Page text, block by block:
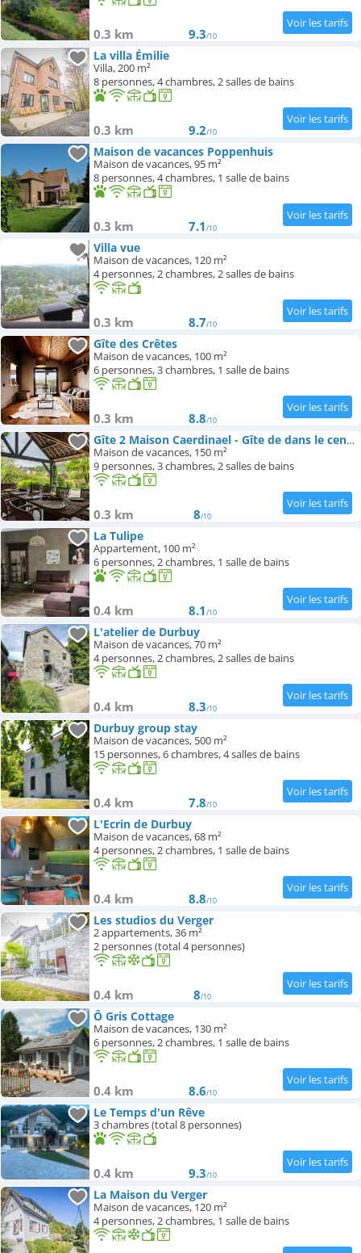
0.3 km 9.3/10
La villa Émilie
Villa, 200 m²
8 personnes, 4 chambres, 2 salles de bains
0.3 km 9.2/10
Maison de vacances Poppenhuis
Maison de vacances, 95 m²
8 personnes, 4 chambres, 1 salle de bains
0.3 km 7.1/10
Villa vue
Maison de vacances, 120 m²
4 personnes, 2 chambres, 2 salles de bains
0.3 km 8.7/10
Gîte des Crêtes
Maison de vacances, 100 m²
6 personnes, 3 chambres, 1 salle de bains
0.3 km 8.8/10
Gîte 2 Maison Caerdinael - Gîte de dans le centre de Durbuy
Maison de vacances, 150 m²
9 personnes, 3 chambres, 2 salles de bains
0.3 km 8/10
La Tulipe
Appartement, 100 m²
6 personnes, 2 chambres, 1 salle de bains
0.4 km 8.1/10
L'atelier de Durbuy
Maison de vacances, 70 m²
4 personnes, 2 chambres, 2 salles de bains
0.4 km 8.3/10
Durbuy group stay
Maison de vacances, 500 m²
15 personnes, 6 chambres, 4 salles de bains
0.4 km 7.8/10
L'Ecrin de Durbuy
Maison de vacances, 68 m²
4 personnes, 2 chambres, 1 salle de bains
0.4 km 8.8/10
Les studios du Verger
2 appartements, 36 m²
2 personnes (total 4 personnes)
0.4 km 8/10
Ô Gris Cottage
Maison de vacances, 130 m²
6 personnes, 2 chambres, 1 salle de bains
0.4 km 8.6/10
Le Temps d'un Rêve
3 chambres (total 8 personnes)
0.4 km 9.3/10
La Maison du Verger
Maison de vacances, 120 m²
4 personnes, 2 chambres, 1 salle de bains